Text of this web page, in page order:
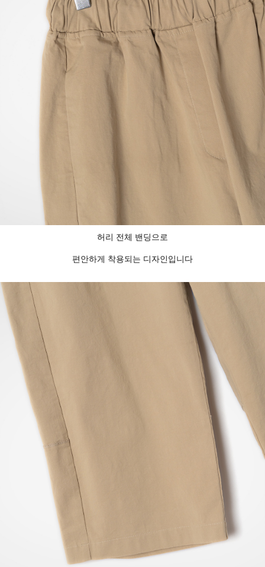
허리 전체 밴딩으로
편안하게 착용되는 디자인입니다